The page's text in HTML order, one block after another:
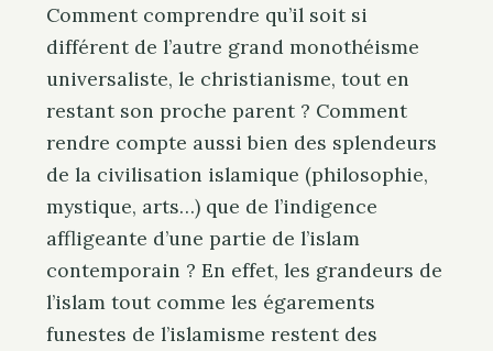
Comment comprendre qu’il soit si
différent de l’autre grand monothéisme
universaliste, le christianisme, tout en
restant son proche parent ? Comment
rendre compte aussi bien des splendeurs
de la civilisation islamique (philosophie,
mystique, arts…) que de l’indigence
affligeante d’une partie de l’islam
contemporain ? En effet, les grandeurs de
l’islam tout comme les égarements
funestes de l’islamisme restent des